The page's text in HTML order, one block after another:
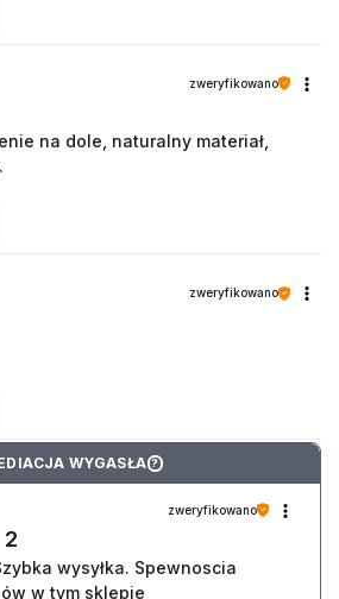
zweryfikowano
na dole, naturalny materiał,
zweryfikowano
WYGASŁA ?
zweryfikowano
2
wysyłka. Spewnoscia
w tym sklepie